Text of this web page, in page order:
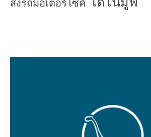
ส่งรถมอเตอร์ไซค์